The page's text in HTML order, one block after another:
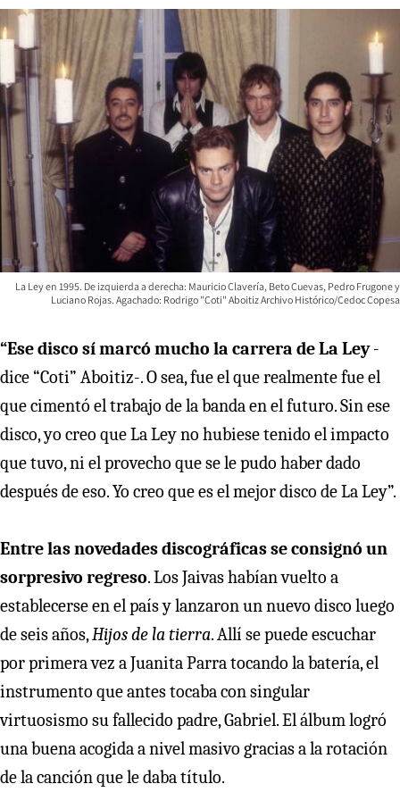
La Ley en 1995. De izquierda a derecha: Mauricio Clavería, Beto Cuevas, Pedro Frugone y
Luciano Rojas. Agachado: Rodrigo "Coti" Aboitiz Archivo Histórico/Cedoc Copesa
“Ese disco sí marcó mucho la carrera de La Ley-
dice “Coti” Aboitiz-. O sea, fue el que realmente fue el
que cimentó el trabajo de la banda en el futuro. Sin ese
disco, yo creo que La Ley no hubiese tenido el impacto
que tuvo, ni el provecho que se le pudo haber dado
después de eso. Yo creo que es el mejor disco de La Ley”.
Entre las novedades discográficas se consignó un
sorpresivo regreso. Los Jaivas habían vuelto a
establecerse en el país y lanzaron un nuevo disco luego
de seis años,Hijos de la tierra. Allí se puede escuchar
por primera vez a Juanita Parra tocando la batería, el
instrumento que antes tocaba con singular
virtuosismo su fallecido padre, Gabriel. El álbum logró
una buena acogida a nivel masivo gracias a la rotación
de la canción que le daba título.